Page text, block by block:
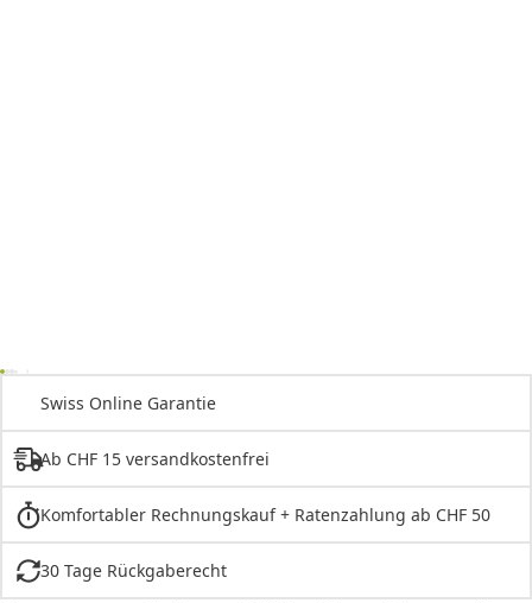
Swiss Online Garantie
Ab CHF 15 versandkostenfrei
Komfortabler Rechnungskauf + Ratenzahlung ab CHF 50
30 Tage Rückgaberecht